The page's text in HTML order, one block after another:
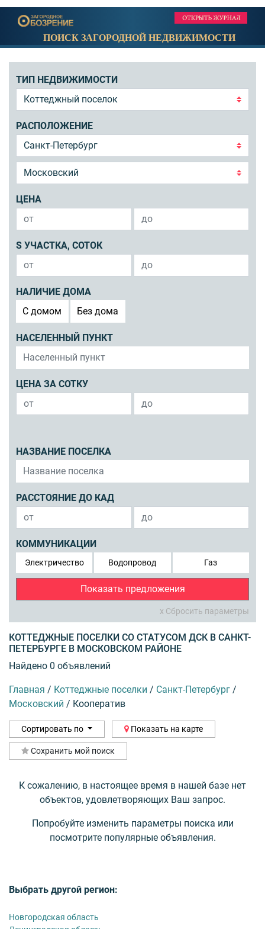
ПОИСК ЗАГОРОДНОЙ НЕДВИЖИМОСТИ
ТИП НЕДВИЖИМОСТИ
РАСПОЛОЖЕНИЕ
ЦЕНА
S УЧАСТКА, СОТОК
НАЛИЧИЕ ДОМА
C домом
Без дома
НАСЕЛЕННЫЙ ПУНКТ
ЦЕНА ЗА СОТКУ
НАЗВАНИЕ ПОСЕЛКА
РАССТОЯНИЕ ДО КАД
КОММУНИКАЦИИ
Электричество Водопровод Газ
Показать предложения
x Сбросить параметры
КОТТЕДЖНЫЕ ПОСЕЛКИ СО СТАТУСОМ ДСК В САНКТ-
ПЕТЕРБУРГЕ В МОСКОВСКОМ РАЙОНЕ
Найдено 0 объявлений
Главная / Коттеджные поселки / Санкт-Петербург /
Московский / Кооператив
Сортировать по Показать на карте
Сохранить мой поиск
К сожалению, в настоящее время в нашей базе нет
объектов, удовлетворяющих Ваш запрос.
Попробуйте изменить параметры поиска или
посмотрите популярные объявления.
Выбрать другой регион:
Новгородская область